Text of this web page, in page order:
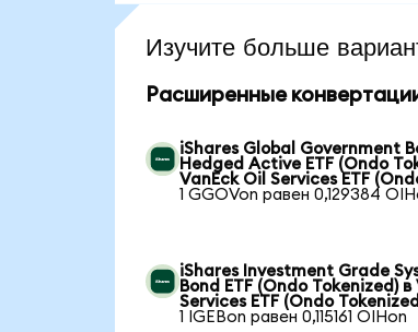
Изучите больше
Расширенные
iShares Global Government
Hedged Active ETF (Ondo
VanEck Oil Services ETF
1 GGOVon равен 0,129384
iShares Investment Grade
Bond ETF (Ondo Tokenized) в
Services ETF (Ondo
1 IGEBon равен 0,115161 OIHon